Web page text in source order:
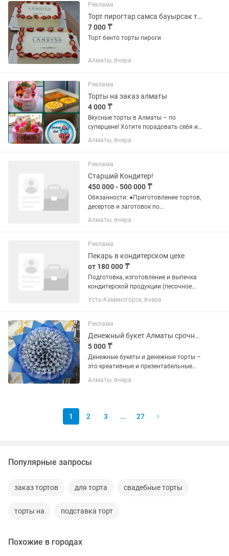
без задержек -полный соц....
Реклама
Торт пирогтар самса бауырсак тапсырыс кабылдаимын
7 000 ₸
Торт бенто торты пироги
Алматы, вчера
Реклама
Торты на заказ алматы
4 000 ₸
Вкусные торты в Алматы – по
суперцене! Хотите порадовать себя и
близких свежими и вкусными тортами?
Мы предлагаем: 🍰 Классические торты
400 г) – всего...
Алматы, вчера
Реклама
Старший Кондитер!
450 000 - 500 000 ₸
Обязанности: ●Приготовление тортов,
десертов и заготовок по
технологическим картам. ●контроль
качества продукции ●создание новых
Алматы, вчера
Реклама
Пекарь в кондитерском цехе
от 180 000 ₸
Подготовка, изготовление и выпечка
кондитерской продукции (песочное
печенье, медовые торты); р-н Жд
вокзала, Защита, 5/2.
Усть-Каменогорск, вчера
Реклама
Денежный букет Алматы срочные заказы
5 000 ₸
Денежные букеты и денежные торты –
это креативные и презентабельные
бизнес-среде. Они подходят для
Алматы, вчера
1 2 3 ... 27
Популярные запросы
заказ тортов для торта свадебные торты
торты на подставка торт
Похожие в городах